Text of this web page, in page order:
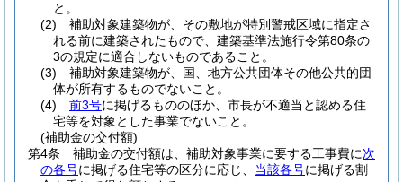
と。
(2)
補助対象建築物が、その敷地が特別警戒区域に指定さ
れる前に建築されたもので、建築基準法施行令第80条の
3の規定に適合しないものであること。
(3)
補助対象建築物が、国、地方公共団体その他公共的団
体が所有するものでないこと。
(4)
前3号に掲げるもののほか、市長が不適当と認める住
宅等を対象とした事業でないこと。
(補助金の交付額)
第4条
補助金の交付額は、補助対象事業に要する工事費に次
の各号に掲げる住宅等の区分に応じ、 当該各号に掲げる割